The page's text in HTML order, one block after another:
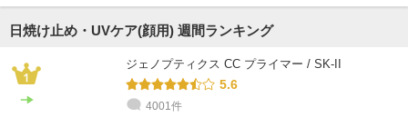
日焼け止め・UVケア(顔用) 週間ランキング
ジェノプティクス CC プライマー / SK-II
5.6
4001件